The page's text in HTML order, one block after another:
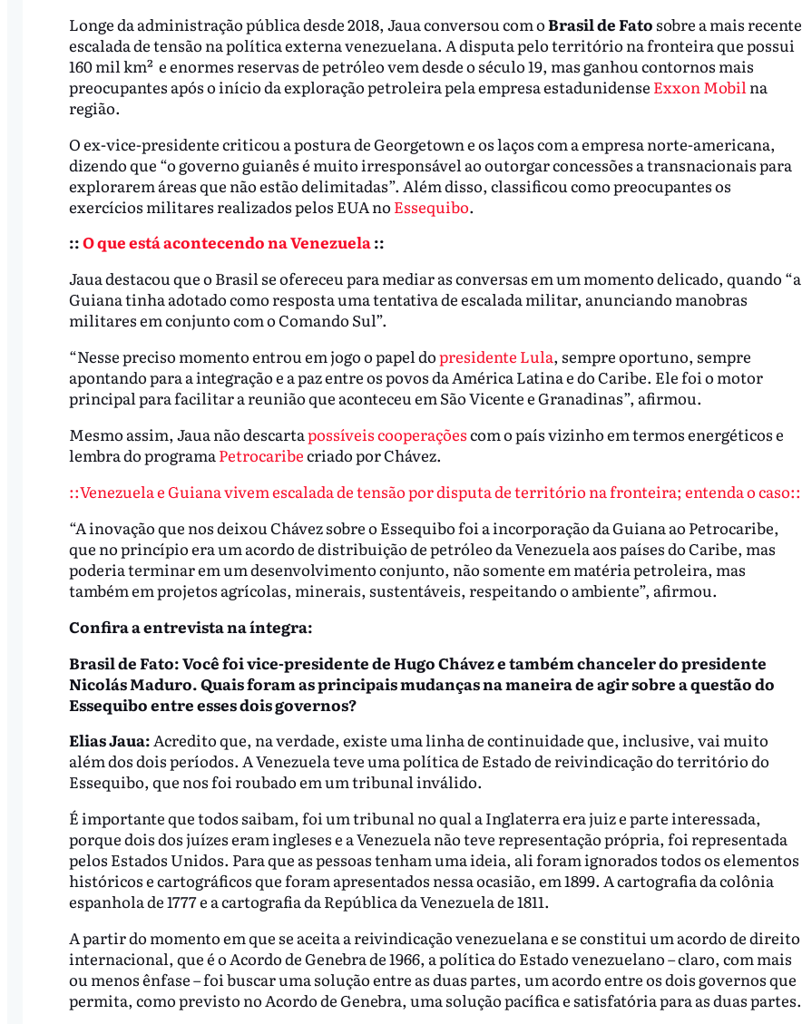
Longe da administração pública desde 2018, Jaua conversou com oBrasil de Fato sobre a mais recente
escalada de tensão na política externa venezuelana. A disputa pelo território na fronteira que possui
160 mil km² e enormes reservas de petróleo vem desde o século 19, mas ganhou contornos mais
preocupantes após o início da exploração petroleira pela empresa estadunidense Exxon Mobil na
região.
O ex-vice-presidente criticou a postura de Georgetown e os laços com a empresa norte-americana,
dizendo que “o governo guianês é muito irresponsável ao outorgar concessões a transnacionais para
explorarem áreas que não estão delimitadas”. Além disso, classificou como preocupantes os
exercícios militares realizados pelos EUA no Essequibo.
::O que está acontecendo na Venezuela::
Jaua destacou que o Brasil se ofereceu para mediar as conversas em um momento delicado, quando “a
Guiana tinha adotado como resposta uma tentativa de escalada militar, anunciando manobras
militares em conjunto com o Comando Sul”.
“Nesse preciso momento entrou em jogo o papel dopresidente Lula, sempre oportuno, sempre
apontando para a integração e a paz entre os povos da América Latina e do Caribe. Ele foi o motor
principal para facilitar a reunião que aconteceu em São Vicente e Granadinas”, afirmou.
Mesmo assim, Jaua não descartapossíveis cooperaçõescom o país vizinho em termos energéticos e
lembra do programaPetrocaribecriado por Chávez.
::Venezuela e Guiana vivem escalada de tensão por disputa de território na fronteira; entenda o caso::
“A inovação que nos deixou Chávez sobre o Essequibo foi a incorporação da Guiana ao Petrocaribe,
que no princípio era um acordo de distribuição de petróleo da Venezuela aos países do Caribe, mas
poderia terminar em um desenvolvimento conjunto, não somente em matéria petroleira, mas
também em projetos agrícolas, minerais, sustentáveis, respeitando o ambiente”, afirmou.
Confira a entrevista na íntegra:
Brasil de Fato: Você foi vice-presidente de Hugo Chávez e também chanceler do presidente
Nicolás Maduro. Quais foram as principais mudanças na maneira de agir sobre a questão do
Essequibo entre esses dois governos?
Elias Jaua:Acredito que, na verdade, existe uma linha de continuidade que, inclusive, vai muito
além dos dois períodos. A Venezuela teve uma política de Estado de reivindicação do território do
Essequibo, que nos foi roubado em um tribunal inválido.
É importante que todos saibam, foi um tribunal no qual a Inglaterra era juiz e parte interessada,
porque dois dos juízes eram ingleses e a Venezuela não teve representação própria, foi representada
pelos Estados Unidos. Para que as pessoas tenham uma ideia, ali foram ignorados todos os elementos
históricos e cartográficos que foram apresentados nessa ocasião, em 1899. A cartografia da colônia
espanhola de 1777 e a cartografia da República da Venezuela de 1811.
A partir do momento em que se aceita a reivindicação venezuelana e se constitui um acordo de direito
internacional, que é o Acordo de Genebra de 1966, a política do Estado venezuelano – claro, com mais
ou menos ênfase – foi buscar uma solução entre as duas partes, um acordo entre os dois governos que
permita, como previsto no Acordo de Genebra, uma solução pacífica e satisfatória para as duas partes.